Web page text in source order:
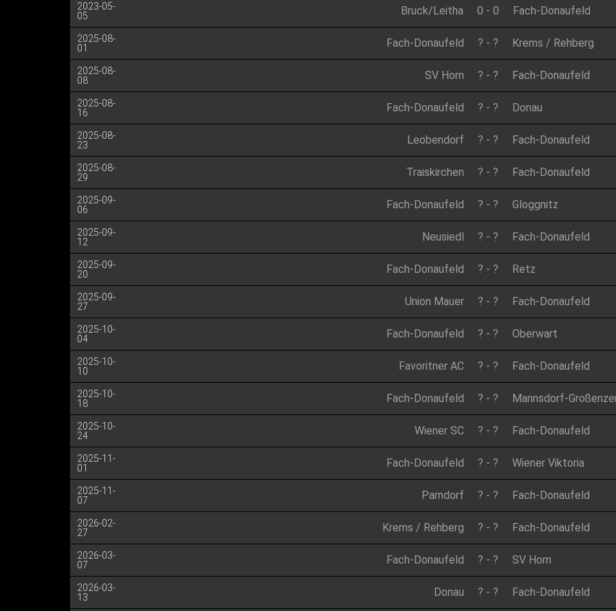
2023-05-
05
Bruck/Leitha 0 - 0 Fach-Donaufeld
2025-08-
01
Fach-Donaufeld ? - ? Krems / Rehberg
2025-08-
08
SV Horn ? - ? Fach-Donaufeld
2025-08-
16
Fach-Donaufeld ? - ? Donau
2025-08-
23
Leobendorf ? - ? Fach-Donaufeld
2025-08-
29
Traiskirchen ? - ? Fach-Donaufeld
2025-09-
06
Fach-Donaufeld ? - ? Gloggnitz
2025-09-
12
Neusiedl ? - ? Fach-Donaufeld
2025-09-
20
Fach-Donaufeld ? - ? Retz
2025-09-
27
Union Mauer ? - ? Fach-Donaufeld
2025-10-
04
Fach-Donaufeld ? - ? Oberwart
2025-10-
10
Favoritner AC ? - ? Fach-Donaufeld
2025-10-
18
Fach-Donaufeld ? - ? Mannsdorf-
2025-10-
24
Wiener SC ? - ? Fach-Donaufeld
2025-11-
01
Fach-Donaufeld ? - ? Wiener Viktoria
2025-11-
07
Parndorf ? - ? Fach-Donaufeld
2026-02-
27
Krems / Rehberg ? - ? Fach-Donaufeld
2026-03-
07
Fach-Donaufeld ? - ? SV Horn
2026-03-
13
Donau ? - ? Fach-Donaufeld